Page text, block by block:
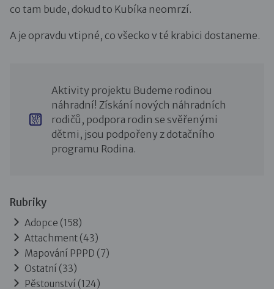
co tam bude, dokud to Kubíka neomrzí.
A je opravdu vtipné, co všecko v té krabici dostaneme.
Aktivity projektu Budeme rodinou
náhradní! Získání nových náhradních
rodičů, podpora rodin se svěřenými
dětmi, jsou podpořeny z dotačního
programu Rodina.
Rubriky
Adopce (158)
Attachment (43)
Mapování PPPD (7)
Ostatní (33)
Pěstounství (124)